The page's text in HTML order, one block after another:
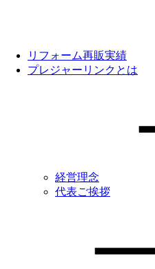
リフォーム再販実績
プレジャーリンクとは
経営理念
代表ご挨拶